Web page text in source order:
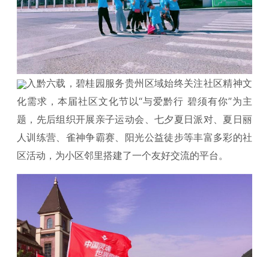
入黔六载，碧桂园服务贵州区域始终关注社区精神文
化需求，本届社区文化节以“与爱黔行 碧须有你”为主
题，先后组织开展亲子运动会、七夕夏日派对、夏日丽
人训练营、雀神争霸赛、阳光公益徒步等丰富多彩的社
区活动，为小区邻里搭建了一个友好交流的平台。